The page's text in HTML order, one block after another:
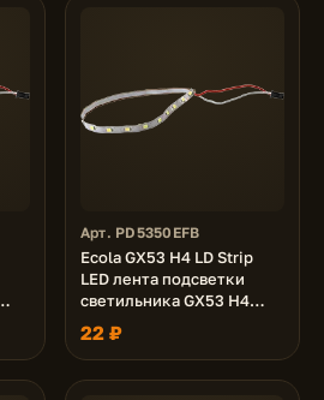
Арт. PD5350EFB
Ecola GX53 H4 LD Strip
LED лента подсветки
светильника GX53 H4
LDxxxx 5.0W, 6000K
22 ₽